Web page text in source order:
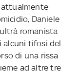
attualmente
Daniele
romanista
alcuni tifosi del
di una rissa
ad altre tre